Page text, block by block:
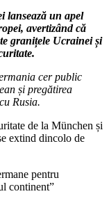
un apel
avertizând că
granițele Ucrainei și
cer public
și pregătirea
Rusia.
de la München și
extind dincolo de
pentru
continent”